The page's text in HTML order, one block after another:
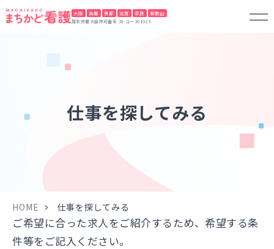
大阪 兵庫 京都 滋賀 奈良 和歌山
厚生労働大臣許可番号 28-ユー301023
仕事を探してみる
HOME 仕事を探してみる
ご希望に合った求人をご紹介するため、希望する条
件等をご記入ください。